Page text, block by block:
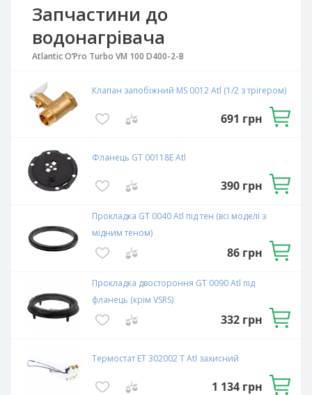
Запчастини до
водонагрівача
Atlantic O’Pro Turbo VM 100 D400-2-B
Клапан запобіжний MS 0012 Atl (1/2 з трігером)
691 грн
Фланець GT 00118E Atl
390грн
Прокладка GT 0040 Atl під тен (всі моделі з
мідним теном)
86грн
Прокладка двостороння GT 0090 Atl під
фланець (крім VSRS)
332грн
Термостат ET 302002 T Atl захисний
1 134грн